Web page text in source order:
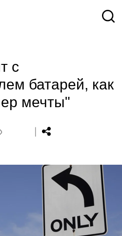
с
батарей, как
мечты"